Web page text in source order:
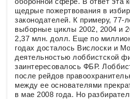
щедрые пожертвования в
законодателей. К примеру, 77-
выборные циклы 2002, 2004 и
2,37 млн. долл. Еще по
годах досталось Вислоски и
деятельностью лоббистской
заинтересовалось ФБР.
после рейдов
между ее основателями
в мае 2008 года. Но